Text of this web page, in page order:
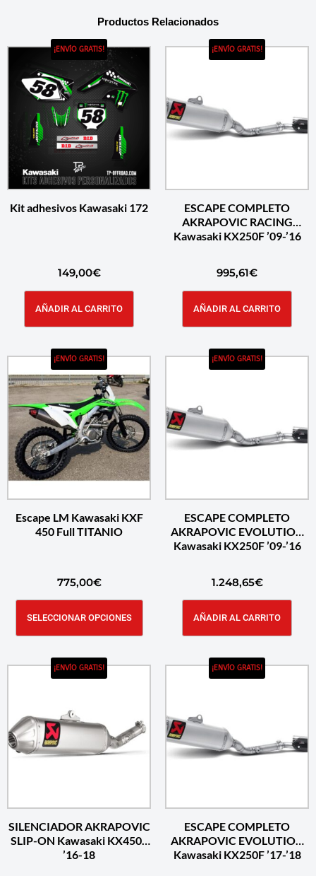
Productos Relacionados
¡ENVÍO GRATIS!
Kit adhesivos Kawasaki 172
149,00€
AÑADIR AL CARRITO
¡ENVÍO GRATIS!
ESCAPE COMPLETO
AKRAPOVIC RACING
Kawasaki KX250F ’09-’16
995,61€
AÑADIR AL CARRITO
¡ENVÍO GRATIS!
Escape LM Kawasaki KXF
450 Full TITANIO
775,00€
SELECCIONAR OPCIONES
¡ENVÍO GRATIS!
ESCAPE COMPLETO
AKRAPOVIC EVOLUTION
Kawasaki KX250F ’09-’16
1.248,65€
AÑADIR AL CARRITO
¡ENVÍO GRATIS!
SILENCIADOR AKRAPOVIC
SLIP-ON Kawasaki KX450F
’16-18
¡ENVÍO GRATIS!
ESCAPE COMPLETO
AKRAPOVIC EVOLUTION
Kawasaki KX250F ’17-’18